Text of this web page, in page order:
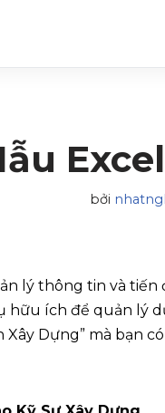
bởi
lý thông tin và
hữu ích để quản lý
Xây Dựng” mà bạn